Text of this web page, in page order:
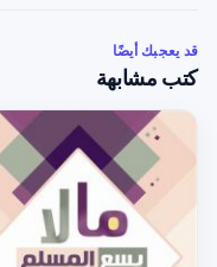
قد يعجبك أيضًا
كتب مشابهة